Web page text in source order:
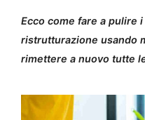
Ecco come fare a pulire
ristrutturazione usando
rimettere a nuovo tutte